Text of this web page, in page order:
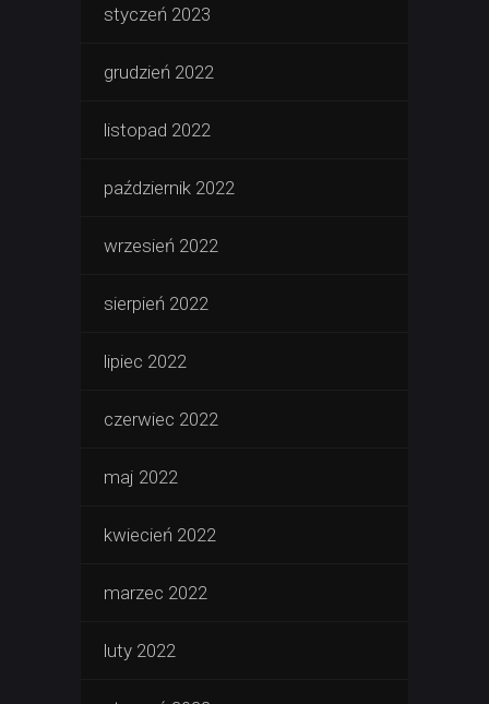
styczeń 2023
grudzień 2022
listopad 2022
październik 2022
wrzesień 2022
sierpień 2022
lipiec 2022
czerwiec 2022
maj 2022
kwiecień 2022
marzec 2022
luty 2022